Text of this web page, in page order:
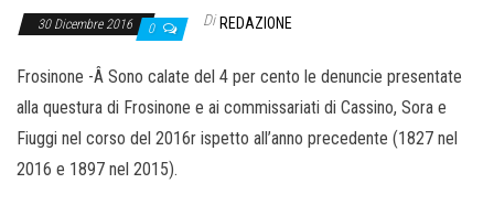
30 Dicembre 2016 0 Di REDAZIONE
Frosinone -Â Sono calate del 4 per cento le denuncie presentate
alla questura di Frosinone e ai commissariati di Cassino, Sora e
Fiuggi nel corso del 2016r ispetto all’anno precedente (1827 nel
2016 e 1897 nel 2015).